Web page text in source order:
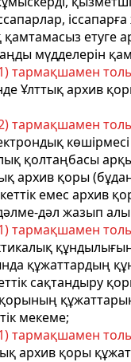
етуге
мүдделерін
тармақшамен
Ұлттық архив
тармақшамен
қолтаңбасы
архив қоры
емес архив
дәл жазып
тармақшамен
құжаттардың
сақтандыру
мекеме;
тармақшамен
архив қоры